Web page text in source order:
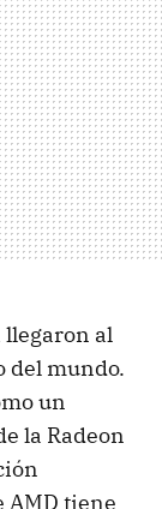
llegaron al
del mundo.
un
la Radeon
tiene